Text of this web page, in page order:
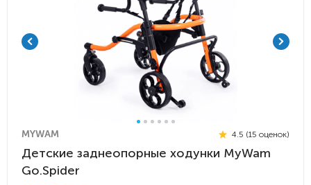
MYWAM 4.5 (15 оценок)
Детские заднеопорные ходунки MyWam
Go.Spider